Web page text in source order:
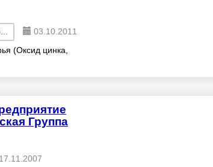
03.10.2011
(Оксид цинка,
Группа
17.11.2007